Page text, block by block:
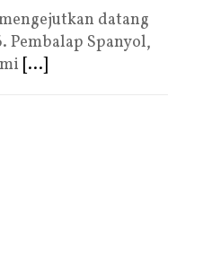
datang
Pembalap Spanyol,
[...]